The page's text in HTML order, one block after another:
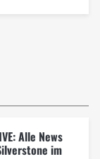
Alle News
im